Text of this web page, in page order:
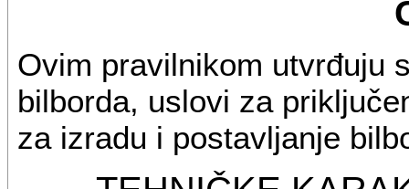
Ovim pravilnikom utvrđuju
bilborda, uslovi za
za izradu i postavljanje